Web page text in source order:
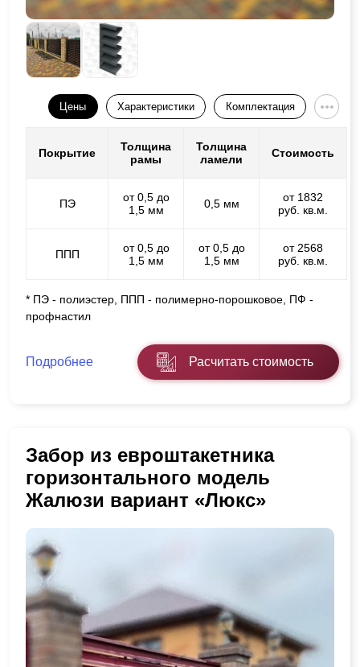
Цены Характеристики Комплектация
Покрытие
Толщина
рамы
Толщина
ламели
Стоимость
ПЭ
от 0,5 до
1,5 мм
0,5 мм
от 1832
руб. кв.м.
ППП
от 0,5 до
1,5 мм
от 0,5 до
1,5 мм
от 2568
руб. кв.м.
* ПЭ - полиэстер, ППП - полимерно-порошковое, ПФ -
профнастил
Подробнее Расчитать стоимость
Забор из евроштакетника
горизонтального модель
Жалюзи вариант «Люкс»